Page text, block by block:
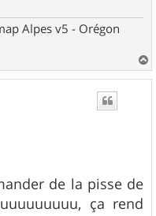
Alpes v5 - Orégon
a
de la pisse de
ça rend